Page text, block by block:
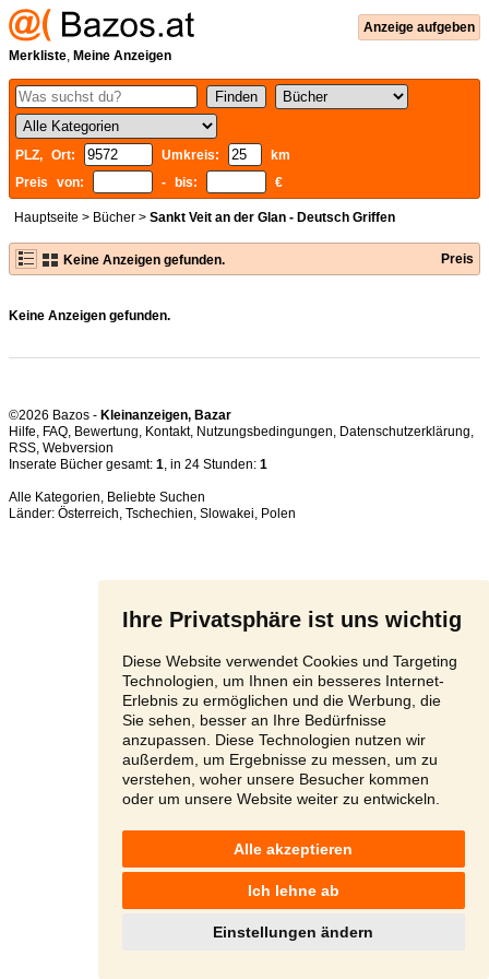
Ihre Privatsphäre ist uns wichtig
Diese Website verwendet Cookies und Targeting
Technologien, um Ihnen ein besseres Internet-
Erlebnis zu ermöglichen und die Werbung, die
Sie sehen, besser an Ihre Bedürfnisse
anzupassen. Diese Technologien nutzen wir
außerdem, um Ergebnisse zu messen, um zu
verstehen, woher unsere Besucher kommen
oder um unsere Website weiter zu entwickeln.
Alle akzeptieren
Ich lehne ab
Einstellungen ändern
Anzeige aufgeben
Merkliste, Meine Anzeigen
PLZ, Ort: Umkreis:
km
Preis von:
- bis: €
Hauptseite > Bücher > Sankt Veit an der Glan - Deutsch Griffen
Keine Anzeigen gefunden. Preis
Keine Anzeigen gefunden.
©2026 Bazos - Kleinanzeigen, Bazar
Hilfe, FAQ, Bewertung, Kontakt, Nutzungsbedingungen, Datenschutzerklärung,
RSS,
Inserate Bücher gesamt: 1, in 24 Stunden: 1
Alle Kategorien, Beliebte Suchen
Länder: Österreich, Tschechien, Slowakei, Polen